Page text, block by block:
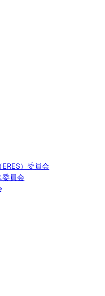
）委員会
委員会